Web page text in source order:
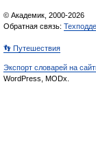
© Академик, 2000-2026
Обратная связь:
👣 Путешествия
Экспорт словарей на
WordPress, MODx.